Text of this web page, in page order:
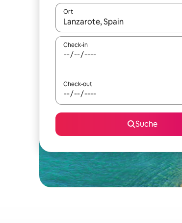
Ort
Wenn Ergebnisse verfügbar sind,
Check-in
Check-out
Suche